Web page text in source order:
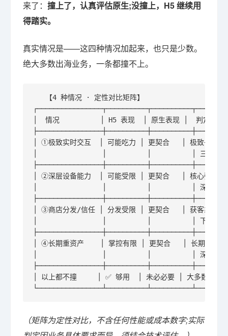
来了： 撞上了，认真评估原生;没撞上，H5 继续用
得踏实。
真实情况是——这四种情况加起来，也只是少数。
绝大多数出海业务，一条都撞不上。
【4 种情况 · 定性对比矩阵】
│  情况          │ H5 表现  │ 原生表现 │  判定信号
│ ①极致实时交互  │ 可能吃力 │ 更契合   │ 极致+高频
│                │          │          │ 三者同
│ ②深层设备能力  │ 可能受限 │ 更契合   │ 核心强依赖
│                │          │          │ 深层
│ ③商店分发/信任 │ 分发受限 │ 更契合   │ 获客靠商店
│                │          │          │ 下载/品
│ ④长期重资产    │ 掌控有限 │ 更契合   │ 长期深耕+
│                │          │          │ 深度掌
│ 以上都不撞     │ ✅ 够用  │ 未必必要 │ 大多数业务
（矩阵为定性对比，不含任何性能或成本数字;实际